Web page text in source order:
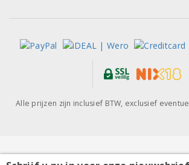
Alle prijzen zijn inclusief BTW, exclusief